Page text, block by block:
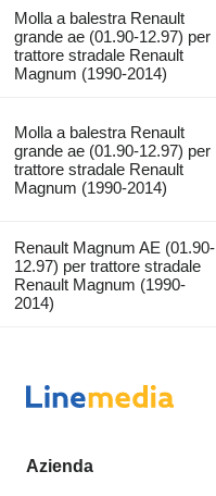
Molla a balestra Renault
grande ae (01.90-12.97) per
trattore stradale Renault
Magnum (1990-2014)
Molla a balestra Renault
grande ae (01.90-12.97) per
trattore stradale Renault
Magnum (1990-2014)
Renault Magnum AE (01.90-
12.97) per trattore stradale
Renault Magnum (1990-
2014)
Azienda